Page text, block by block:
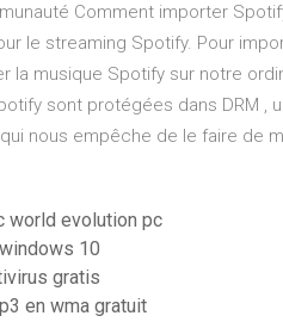
Comment importer
le streaming Spotify. Pour
la musique Spotify sur notre
sont protégées dans DRM ,
nous empêche de le faire de
world evolution pc
10
gratis
en wma gratuit